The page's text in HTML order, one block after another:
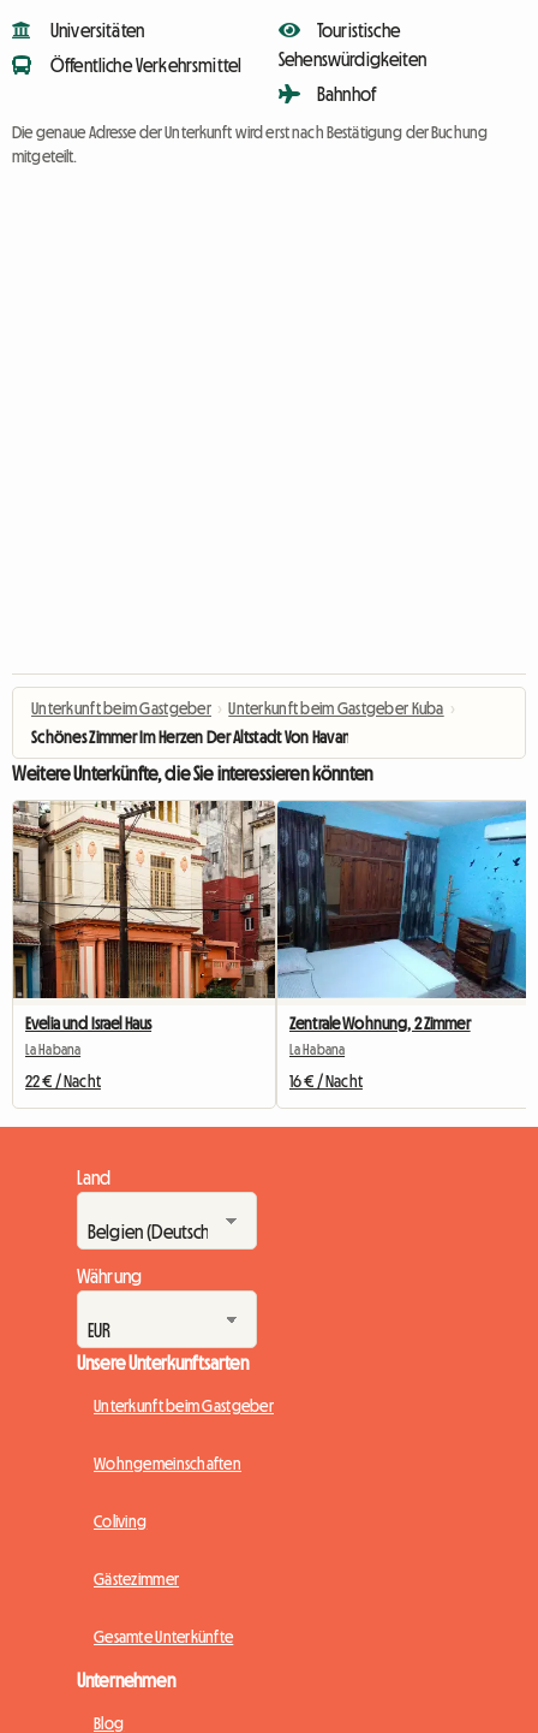
Universitäten
Öffentliche Verkehrsmittel
Touristische
Sehenswürdigkeiten
Bahnhof
Die genaue Adresse der Unterkunft wird erst nach Bestätigung der Buchung
mitgeteilt.
Unterkunft beim Gastgeber › Unterkunft beim Gastgeber Kuba ›
Schönes Zimmer Im Herzen Der Altstadt Von Havanna
Weitere Unterkünfte, die Sie interessieren könnten
Evelia und Israel Haus
La Habana
22 € / Nacht
Zentrale Wohnung, 2 Zimmer
La Habana
16 € / Nacht
Land
Währung
Unsere Unterkunftsarten
Unterkunft beim Gastgeber
Wohngemeinschaften
Coliving
Gästezimmer
Gesamte Unterkünfte
Unternehmen
Blog